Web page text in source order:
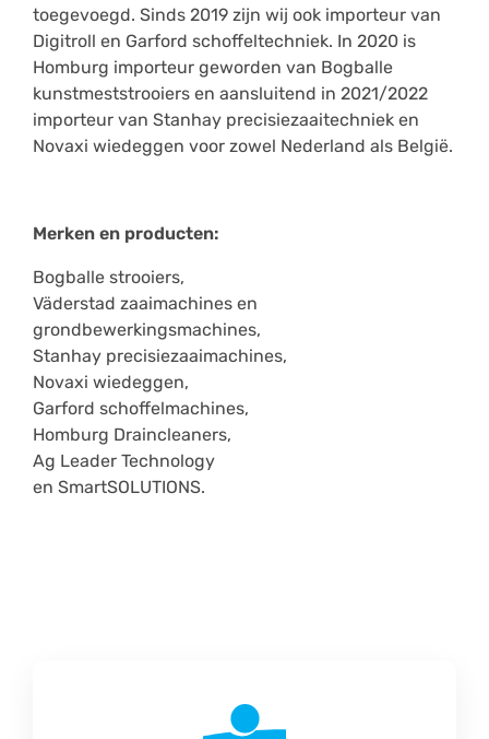
toegevoegd. Sinds 2019 zijn wij ook importeur van
Digitroll en Garford schoffeltechniek. In 2020 is
Homburg importeur geworden van Bogballe
kunstmeststrooiers en aansluitend in 2021/2022
importeur van Stanhay precisiezaaitechniek en
Novaxi wiedeggen voor zowel Nederland als België.
Merken en producten:
Bogballe strooiers,
Väderstad zaaimachines en
grondbewerkingsmachines,
Stanhay precisiezaaimachines,
Novaxi wiedeggen,
Garford schoffelmachines,
Homburg Draincleaners,
Ag Leader Technology
en SmartSOLUTIONS.